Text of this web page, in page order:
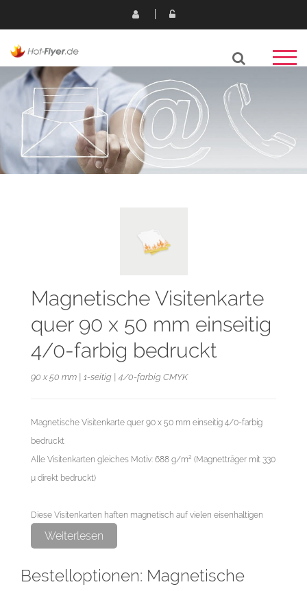
Magnetische Visitenkarte
quer 90 x 50 mm einseitig
4/0-farbig bedruckt
90 x 50 mm | 1-seitig | 4/0-farbig CMYK
Magnetische Visitenkarte quer 90 x 50 mm einseitig 4/0-farbig
bedruckt
Alle Visitenkarten gleiches Motiv: 688 g/m² (Magnetträger mit 330
µ direkt bedruckt)
Diese Visitenkarten haften magnetisch auf vielen eisenhaltigen
Metalloberflächen in Büro, Schule, Lager und Haushalt, wie z. B.
Kühlschränken, PCs und vieles mehr. Nicht für strukturierte und
Weiterlesen
Bestelloptionen: Magnetische